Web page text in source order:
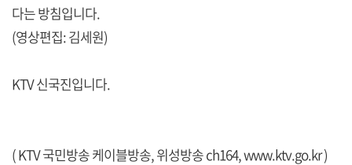
다는 방침입니다.
(영상편집: 김세원)
KTV 신국진입니다.
( KTV 국민방송 케이블방송, 위성방송 ch164,www.ktv.go.kr)